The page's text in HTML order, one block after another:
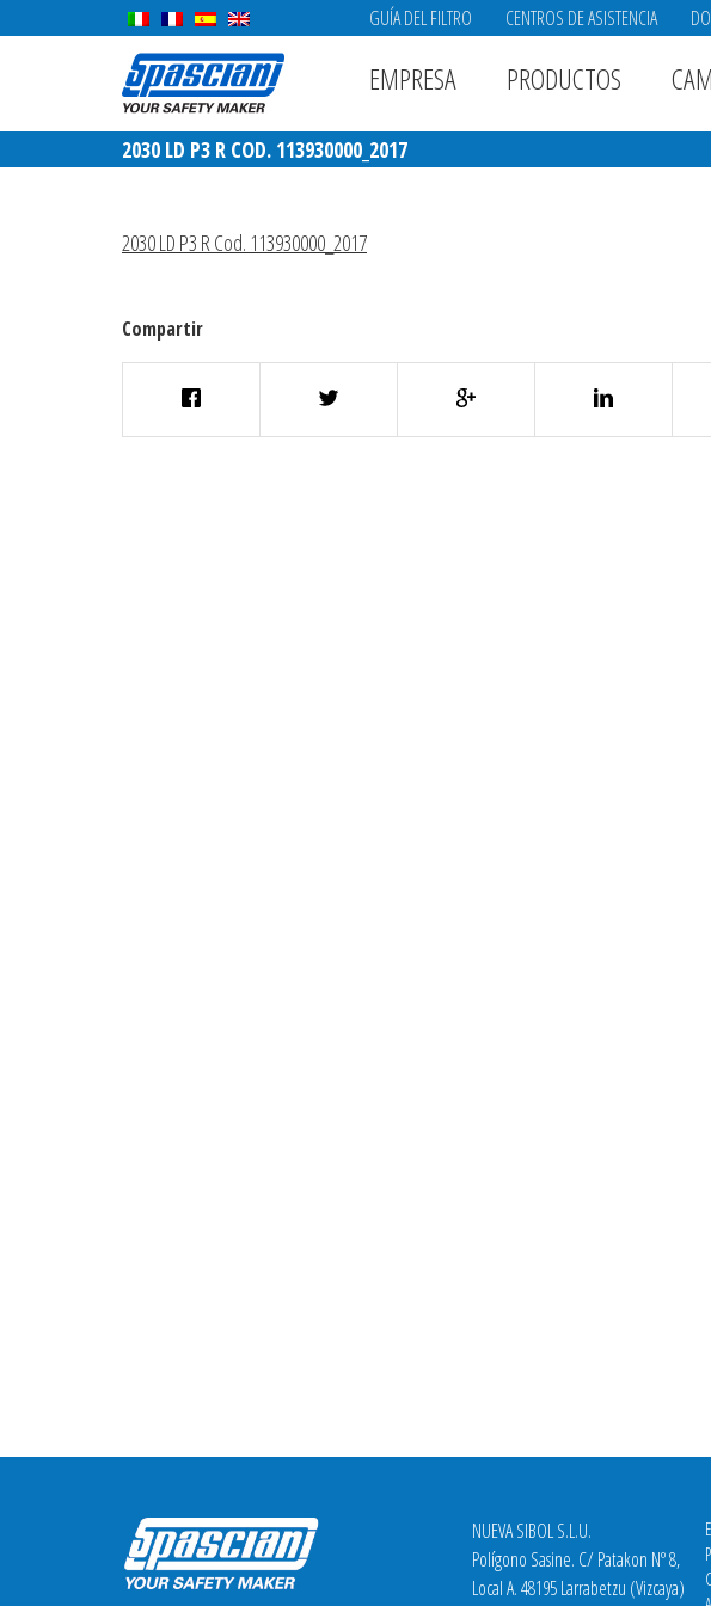
GUÍA DEL FILTRO CENTROS DE ASISTENCIA
EMPRESA PRODUCTOS
2030 LD P3 R COD. 113930000_2017
2030 LD P3 R Cod. 113930000_2017
Compartir
NUEVA SIBOL S.L.U.
Polígono Sasine. C/ Patakon Nº 8,
Local A. 48195 Larrabetzu (Vizcaya)